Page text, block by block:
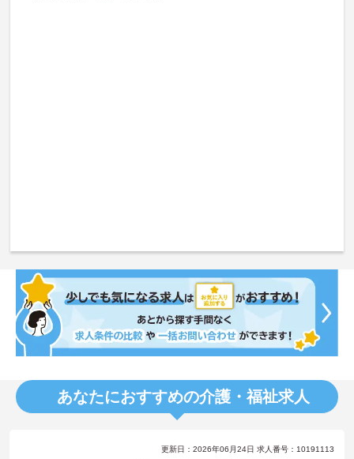
あなたにおすすめの介護・福祉求人
更新日：2026年06月24日 求人番号：10191113